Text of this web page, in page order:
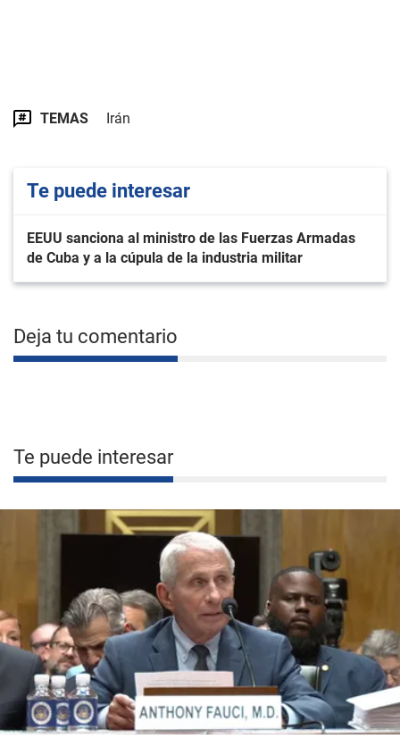
TEMAS Irán
Te puede interesar
EEUU sanciona al ministro de las Fuerzas Armadas
de Cuba y a la cúpula de la industria militar
Deja tu comentario
Te puede interesar